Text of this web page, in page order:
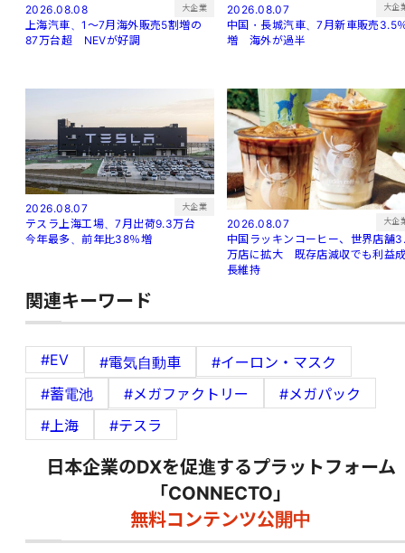
2026.08.08 大企業
上海汽車、1～7月海外販売5割増の
87万台超 NEVが好調
2026.08.07 大企
中国・長城汽車、7月新車販売3.5
増 海外が過半
2026.08.07 大企業
テスラ上海工場、7月出荷9.3万台
今年最多、前年比38％増
2026.08.07 大企
中国ラッキンコーヒー、世界店舗
万店に拡大 既存店減収でも利益
長維持
関連キーワード
#EV #電気自動車
#イーロン・マスク
#蓄電池
#メガファクトリー
#メガパック
#上海
#テスラ
日本企業のDXを促進するプラットフォーム
「CONNECTO」
無料コンテンツ公開中